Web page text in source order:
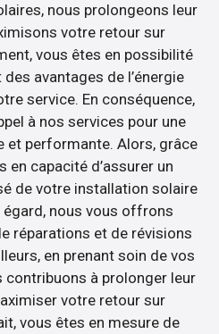
nous prolongeons leur
votre retour sur
vous êtes en possibilité
avantages de l’énergie
service. En conséquence,
à nos services pour une
et performante. Alors, grâce
en capacité d’assurer un
de votre installation solaire
nous vous offrons
réparations et de révisions
en prenant soin de vos
contribuons à prolonger leur
votre retour sur
vous êtes en mesure de